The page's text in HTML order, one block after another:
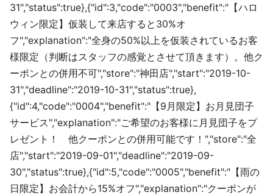
31","status":true},{"id":3,"code":"0003","benefit":"【ハロ
ウィン限定】仮装して来店すると30%オ
フ","explanation":"全身の50%以上を仮装されているお客
様限定（判断はスタッフの感覚とさせて頂きます）。他ク
ーポンとの併用不可","store":"神田店","start":"2019-10-
31","deadline":"2019-10-31","status":true},
{"id":4,"code":"0004","benefit":"【9月限定】お月見団子
サービス","explanation":"ご希望のお客様に月見団子をプ
レゼント！ 他クーポンとの併用可能です！","store":"全
店","start":"2019-09-01","deadline":"2019-09-
30","status":true},{"id":5,"code":"0005","benefit":"【雨の
日限定】お会計から15%オフ","explanation":"クーポンが